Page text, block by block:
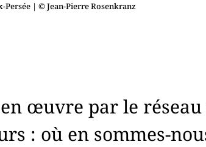
Persée | © Jean-Pierre Rosenkranz
œuvre par le
: où en sommes-